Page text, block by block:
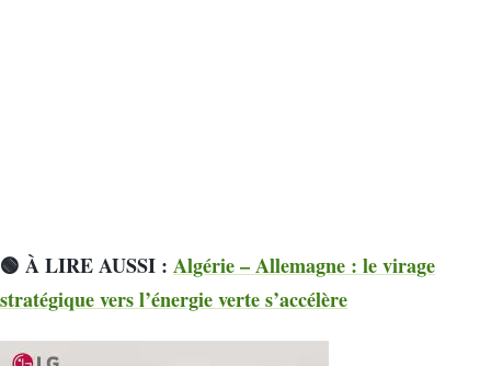
🟢 À LIRE AUSSI : Algérie – Allemagne : le virage
stratégique vers l’énergie verte s’accélère